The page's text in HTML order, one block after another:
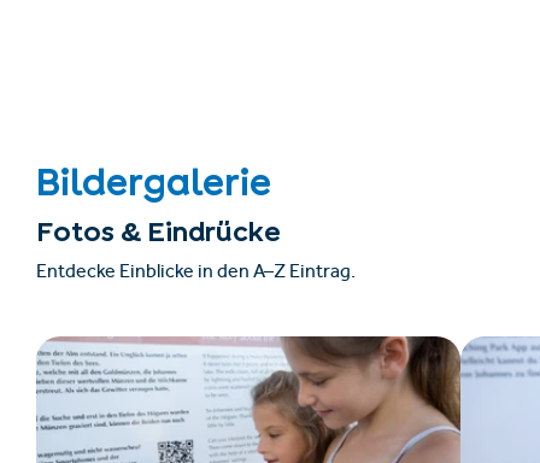
Bildergalerie
Fotos & Eindrücke
Entdecke Einblicke in den A–Z Eintrag.